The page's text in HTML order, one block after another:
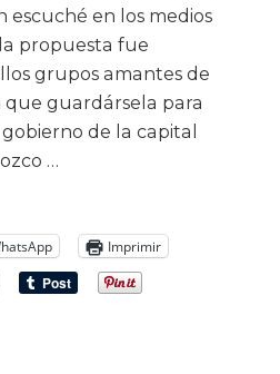
escuché en los medios
propuesta fue
grupos amantes de
que guardársela para
de la capital
…
Imprimir